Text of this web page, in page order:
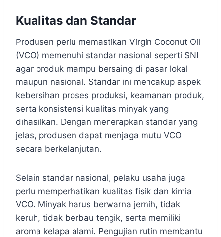
Kualitas dan Standar
Produsen perlu memastikan Virgin Coconut Oil
(VCO) memenuhi standar nasional seperti SNI
agar produk mampu bersaing di pasar lokal
maupun nasional. Standar ini mencakup aspek
kebersihan proses produksi, keamanan produk,
serta konsistensi kualitas minyak yang
dihasilkan. Dengan menerapkan standar yang
jelas, produsen dapat menjaga mutu VCO
secara berkelanjutan.
Selain standar nasional, pelaku usaha juga
perlu memperhatikan kualitas fisik dan kimia
VCO. Minyak harus berwarna jernih, tidak
keruh, tidak berbau tengik, serta memiliki
aroma kelapa alami. Pengujian rutin membantu